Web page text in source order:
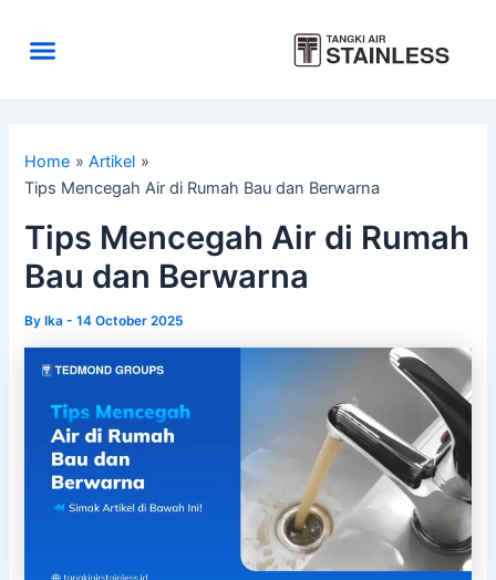
contentMenu
Home
Artikel
Tips Mencegah Air di Rumah Bau dan Berwarna
Tips Mencegah Air di Rumah
Bau dan Berwarna
ByIka-14 October 2025